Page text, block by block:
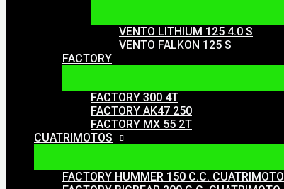
VENTO LITHIUM 125 4.0 S
VENTO FALKON 125 S
FACTORY
FACTORY 300 4T
FACTORY AK47 250
FACTORY MX 55 2T
CUATRIMOTOS
FACTORY HUMMER 150 C.C. CUATRIMOTO